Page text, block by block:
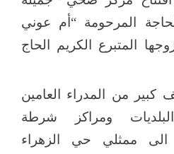
المرحومة “أم عوني
المتبرع الكريم الحاج
كبير من المدراء العامين
ومراكز شرطة
الى ممثلي حي الزهراء